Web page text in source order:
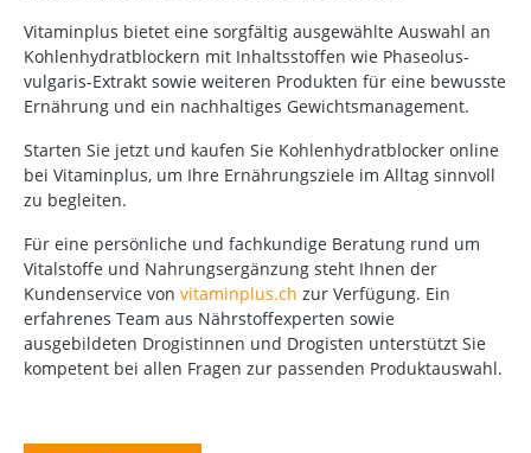
Vitaminplus bietet eine sorgfältig ausgewählte Auswahl an
Kohlenhydratblockern mit Inhaltsstoffen wie Phaseolus-
vulgaris-Extrakt sowie weiteren Produkten für eine bewusste
Ernährung und ein nachhaltiges Gewichtsmanagement.
Starten Sie jetzt und kaufen Sie Kohlenhydratblocker online
bei Vitaminplus, um Ihre Ernährungsziele im Alltag sinnvoll
zu begleiten.
Für eine persönliche und fachkundige Beratung rund um
Vitalstoffe und Nahrungsergänzung steht Ihnen der
Kundenservice von vitaminplus.ch zur Verfügung. Ein
erfahrenes Team aus Nährstoffexperten sowie
ausgebildeten Drogistinnen und Drogisten unterstützt Sie
kompetent bei allen Fragen zur passenden Produktauswahl.